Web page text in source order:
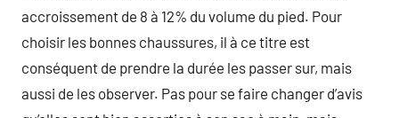
accroissement de 8 à 12% du volume du pied. Pour
choisir les bonnes chaussures, il à ce titre est
conséquent de prendre la durée les passer sur, mais
aussi de les observer. Pas pour se faire changer d’avis